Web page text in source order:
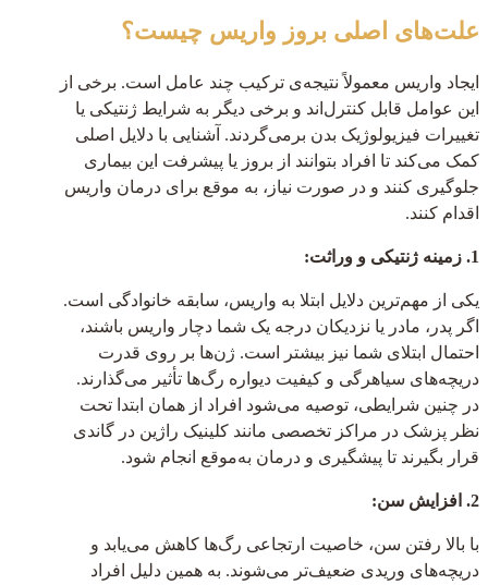
علت‌های اصلی بروز واریس چیست؟
ایجاد واریس معمولاً نتیجه‌ی ترکیب چند عامل است. برخی از
این عوامل قابل کنترل‌اند و برخی دیگر به شرایط ژنتیکی یا
تغییرات فیزیولوژیک بدن برمی‌گردند. آشنایی با دلایل اصلی
کمک می‌کند تا افراد بتوانند از بروز یا پیشرفت این بیماری
جلوگیری کنند و در صورت نیاز، به موقع برای درمان واریس
اقدام کنند.
1. زمینه ژنتیکی و وراثت:
یکی از مهم‌ترین دلایل ابتلا به واریس، سابقه خانوادگی است.
اگر پدر، مادر یا نزدیکان درجه یک شما دچار واریس باشند،
احتمال ابتلای شما نیز بیشتر است. ژن‌ها بر روی قدرت
دریچه‌های سیاهرگی و کیفیت دیواره رگ‌ها تأثیر می‌گذارند.
در چنین شرایطی، توصیه می‌شود افراد از همان ابتدا تحت
نظر پزشک در مراکز تخصصی مانند کلینیک راژین در گاندی
قرار بگیرند تا پیشگیری و درمان به‌موقع انجام شود.
2. افزایش سن:
با بالا رفتن سن، خاصیت ارتجاعی رگ‌ها کاهش می‌یابد و
دریچه‌های وریدی ضعیف‌تر می‌شوند. به همین دلیل افراد